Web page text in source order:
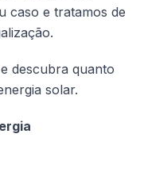
caso e tratamos de
e descubra quanto
solar.